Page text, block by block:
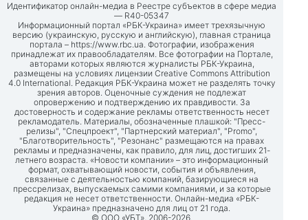
Идентификатор онлайн-медиа в Реестре субъектов в сфере медиа
— R40-05347
Информационный портал «РБК-Украина» имеет трехязычную
версию (украинскую, русскую и английскую), главная страница
портала – https://www.rbc.ua. Фотографии, изображения
принадлежат их правообладателям. Все фотографии на Портале,
авторами которых являются журналисты РБК-Украина,
размещены на условиях лицензии Creative Commons Attribution
4.0 International. Редакция РБК-Украина может не разделять точку
зрения авторов. Оценочные суждения не подлежат
опровержению и подтверждению их правдивости. За
достоверность и содержание рекламы ответственность несет
рекламодатель. Материалы, обозначенные плашкой: "Пресс-
релизы", "Спецпроект", "Партнерский материал", "Promo",
"Благотворительность", "Резонанс" размещаются на правах
рекламы и предназначены, как правило, для лиц, достигших 21-
летнего возраста. «Новости компании» – это информационный
формат, охватывающий новости, события и объявления,
связанные с деятельностью компаний, базирующиеся на
прессрелизах, выпускаемых самими компаниями, и за которые
редакция не несет ответственности. Онлайн-медиа «РБК-
Украина» предназначено для лиц от 21 года.
© ООО «УБТ», 2006-2026.